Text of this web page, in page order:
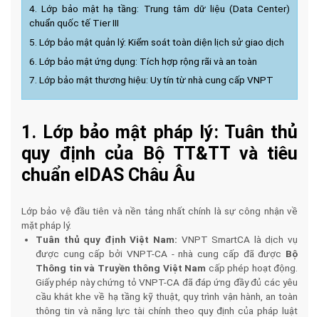
4. Lớp bảo mật hạ tầng: Trung tâm dữ liệu (Data Center)
chuẩn quốc tế Tier III
5. Lớp bảo mật quản lý: Kiểm soát toàn diện lịch sử giao dịch
6. Lớp bảo mật ứng dụng: Tích hợp rộng rãi và an toàn
7. Lớp bảo mật thương hiệu: Uy tín từ nhà cung cấp VNPT
1. Lớp bảo mật pháp lý: Tuân thủ
quy định của Bộ TT&TT và tiêu
chuẩn eIDAS Châu Âu
Lớp bảo vệ đầu tiên và nền tảng nhất chính là sự công nhận về
mặt pháp lý.
Tuân thủ quy định Việt Nam: VNPT SmartCA là dịch vụ
được cung cấp bởi VNPT-CA - nhà cung cấp đã được Bộ
Thông tin và Truyền thông Việt Nam cấp phép hoạt động.
Giấy phép này chứng tỏ VNPT-CA đã đáp ứng đầy đủ các yêu
cầu khắt khe về hạ tầng kỹ thuật, quy trình vận hành, an toàn
thông tin và năng lực tài chính theo quy định của pháp luật